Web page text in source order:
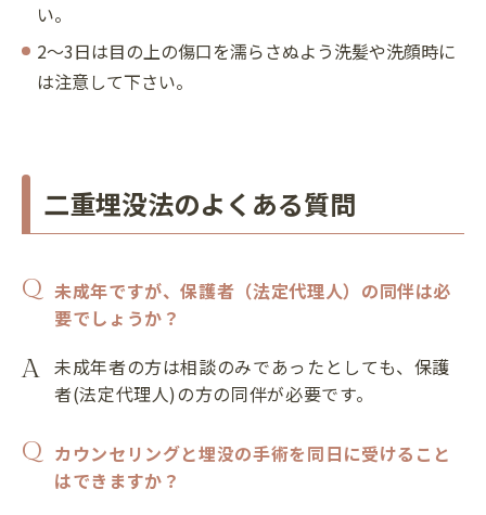
い。
2～3日は目の上の傷口を濡らさぬよう洗髪や洗顔時に
は注意して下さい。
二重埋没法のよくある質問
未成年ですが、保護者（法定代理人）の同伴は必
要でしょうか？
未成年者の方は相談のみであったとしても、保護
者(法定代理人)の方の同伴が必要です。
カウンセリングと埋没の手術を同日に受けること
はできますか？